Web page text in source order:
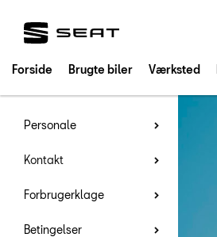
Forside Brugte biler Værksted
Personale
Kontakt
Forbrugerklage
Betingelser